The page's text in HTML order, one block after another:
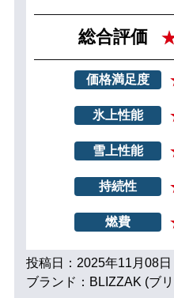
総合評価
価格満足度
氷上性能
雪上性能
持続性
燃費
投稿日：2025年11月08日
ブランド：BLIZZAK (ブ